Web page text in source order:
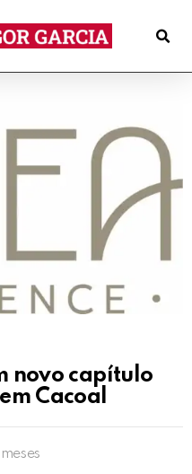
novo capítulo
Cacoal
meses